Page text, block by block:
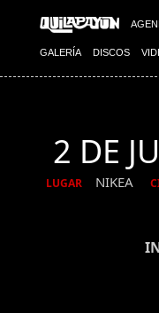
GALERÍA DISCOS
2 DE
LUGAR NIKEA